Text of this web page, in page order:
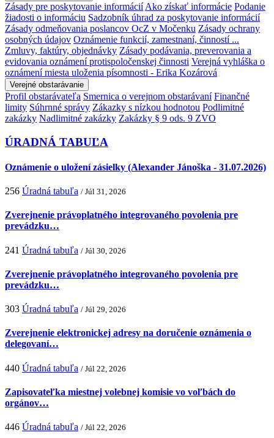
Zásady pre poskytovanie informácií Ako získať informácie Podanie
žiadosti o informáciu Sadzobník úhrad za poskytovanie informácií
Zásady odmeňovania poslancov OcZ v Močenku Zásady ochrany
osobných údajov Oznámenie funkcií, zamestnaní, činností ...
Zmluvy, faktúry, objednávky Zásady podávania, preverovania a
evidovania oznámení protispoločenskej činnosti Verejná vyhláška o
oznámení miesta uloženia písomnosti - Erika Kozárová
Verejné obstarávanie
Profil obstarávateľa Smernica o verejnom obstarávaní Finančné
limity Súhrnné správy Zákazky s nízkou hodnotou Podlimitné
zakázky Nadlimitné zakázky Zakázky § 9 ods. 9 ZVO
ÚRADNÁ TABUĽA
Oznámenie o uložení zásielky (Alexander Jánoška - 31.07.2026)
256 Úradná tabuľa / Júl 31, 2026
Zverejnenie právoplatného integrovaného povolenia pre
prevádzku…
241 Úradná tabuľa / Júl 30, 2026
Zverejnenie právoplatného integrovaného povolenia pre
prevádzku…
303 Úradná tabuľa / Júl 29, 2026
Zverejnenie elektronickej adresy na doručenie oznámenia o
delegovaní…
440 Úradná tabuľa / Júl 22, 2026
Zapisovateľka miestnej volebnej komisie vo voľbách do
orgánov…
446 Úradná tabuľa / Júl 22, 2026